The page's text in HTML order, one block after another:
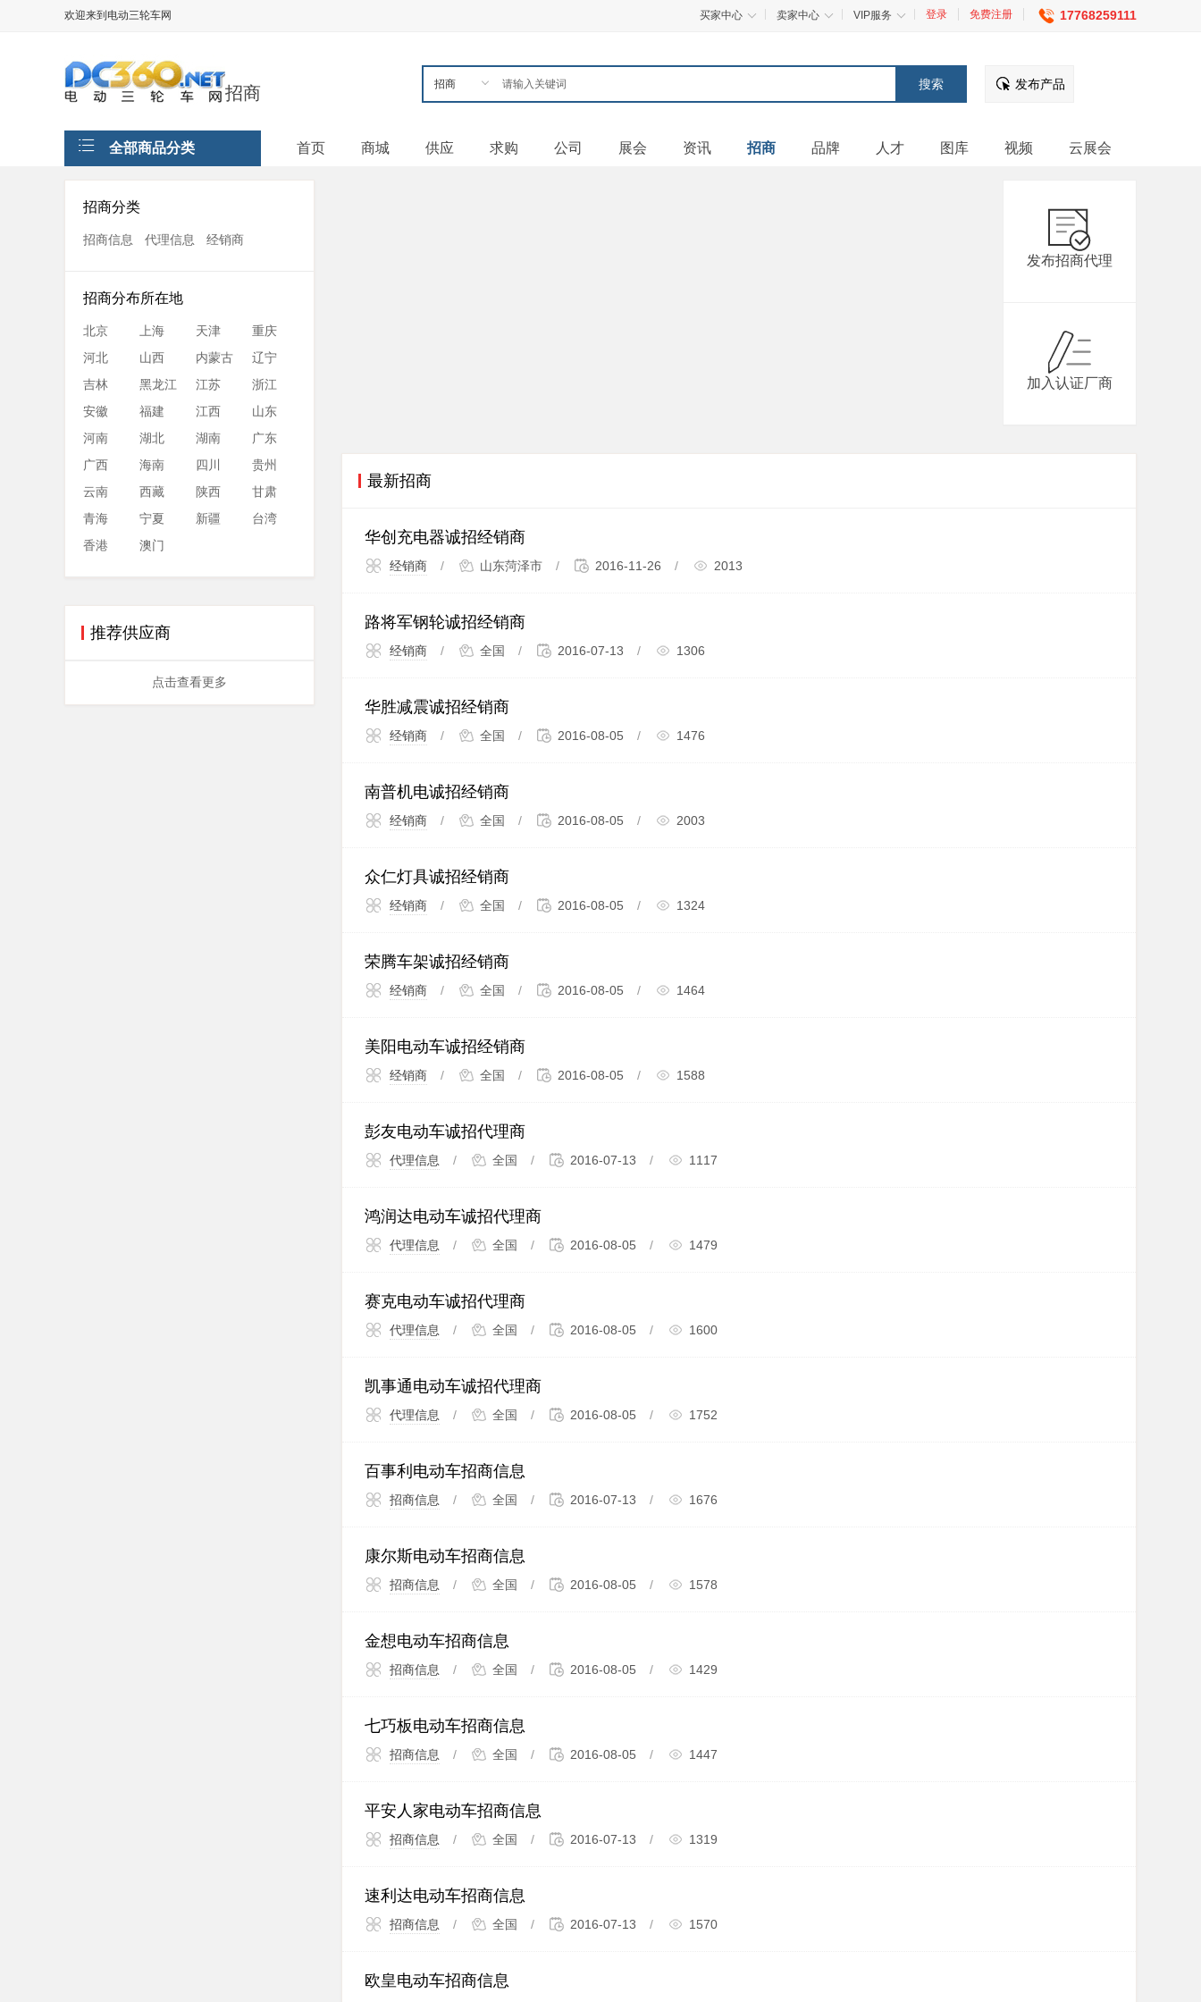
欢迎来到电动三轮车网 买家中心 卖家中心 VIP服务 登录 免费注册 17768259111
招商 发布产品
全部商品分类 首页 商城 供应 求购 公司 展会 资讯 招商 品牌 人才 图库 视频 云展会
招商分类
招商信息 代理信息 经销商
招商分布所在地
北京 上海 天津
重庆
河北
山西 内蒙古
辽宁
吉林
黑龙江 江苏
浙江
安徽
福建 江西
山东
河南
湖北 湖南
广东
广西
海南 四川
贵州
云南
西藏 陕西
甘肃
青海
宁夏 新疆
台湾
香港
澳门
推荐供应商
点击查看更多
发布招商代理
加入认证厂商
最新招商
华创充电器诚招经销商
经销商 / 山东菏泽市 / 2016-11-26 / 2013
路将军钢轮诚招经销商
经销商 / 全国 / 2016-07-13 / 1306
华胜减震诚招经销商
经销商 / 全国 / 2016-08-05 / 1476
南普机电诚招经销商
经销商 / 全国 / 2016-08-05 / 2003
众仁灯具诚招经销商
经销商 / 全国 / 2016-08-05 / 1324
荣腾车架诚招经销商
经销商 / 全国 / 2016-08-05 / 1464
美阳电动车诚招经销商
经销商 / 全国 / 2016-08-05 / 1588
彭友电动车诚招代理商
代理信息 / 全国 / 2016-07-13 / 1117
鸿润达电动车诚招代理商
代理信息 / 全国 / 2016-08-05 / 1479
赛克电动车诚招代理商
代理信息 / 全国 / 2016-08-05 / 1600
凯事通电动车诚招代理商
代理信息 / 全国 / 2016-08-05 / 1752
百事利电动车招商信息
招商信息 / 全国 / 2016-07-13 / 1676
康尔斯电动车招商信息
招商信息 / 全国 / 2016-08-05 / 1578
金想电动车招商信息
招商信息 / 全国 / 2016-08-05 / 1429
七巧板电动车招商信息
招商信息 / 全国 / 2016-08-05 / 1447
平安人家电动车招商信息
招商信息 / 全国 / 2016-07-13 / 1319
速利达电动车招商信息
招商信息 / 全国 / 2016-07-13 / 1570
欧皇电动车招商信息